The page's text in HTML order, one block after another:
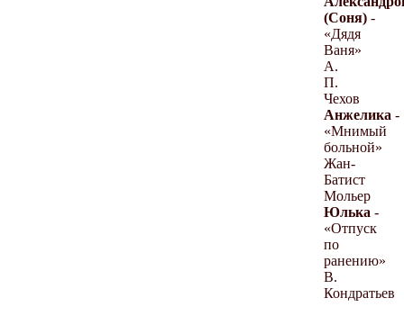
(Соня) -
«Дядя
Ваня»
А.
П.
Чехов
Анжелика -
«Мнимый
больной»
Жан-
Батист
Мольер
Юлька -
«Отпуск
по
ранению»
В.
Кондратьев